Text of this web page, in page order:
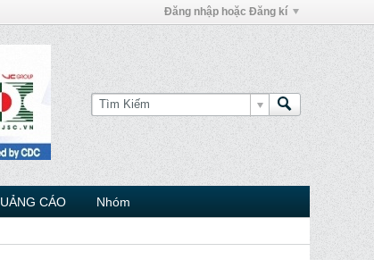
Đăng nhập hoặc Đăng kí
CÁO Nhóm